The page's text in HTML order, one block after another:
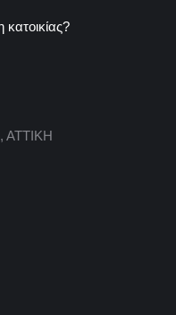
κατοικίας?
ΑΤΤΙΚΗ